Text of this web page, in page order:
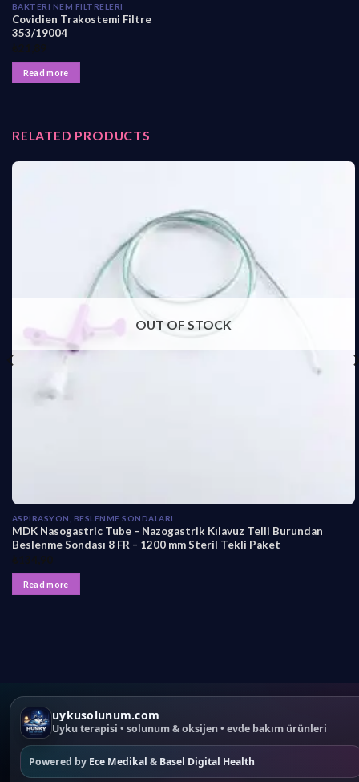
BAKTERI NEM FILTRELERI
Covidien Trakostemi Filtre
353/19004
Read more
RELATED PRODUCTS
OUT OF STOCK
ASPIRASYON, BESLENME SONDALARI
MDK Nasogastric Tube – Nazogastrik Kılavuz Telli Burundan
Beslenme Sondası 8 FR – 1200 mm Steril Tekli Paket
Read more
uykusolunum.com
Uyku terapisi • solunum & oksijen • evde bakım ürünleri
Powered by Ece Medikal & Basel Digital Health